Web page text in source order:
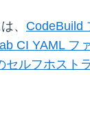
、 CodeBuild
CI YAML フ
セルフホスト